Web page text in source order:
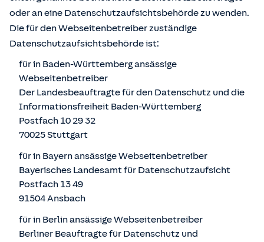
oder an eine Datenschutzaufsichtsbehörde zu wenden.
Die für den Webseitenbetreiber zuständige
Datenschutzaufsichtsbehörde ist:
für in Baden-Württemberg ansässige
Webseitenbetreiber
Der Landesbeauftragte für den Datenschutz und die
Informationsfreiheit Baden-Württemberg
Postfach 10 29 32
70025 Stuttgart
für in Bayern ansässige Webseitenbetreiber
Bayerisches Landesamt für Datenschutzaufsicht
Postfach 13 49
91504 Ansbach
für in Berlin ansässige Webseitenbetreiber
Berliner Beauftragte für Datenschutz und